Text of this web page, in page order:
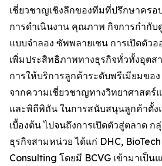
เชี่ยวชาญเชิงลึกของทีมที่ปรึกษาคร
การดำเนินงาน คุณภาพ กิจการกำกับ
แบบจำลอง ซัพพลายเชน การเปิดตัว
เพิ่มประสิทธิภาพทางธุรกิจทั่วทั้งอุตส
การให้บริการลูกค้าระดับพรีเมียมขอ
จากความเชี่ยวชาญทางวิทยาศาสตร์
และพิถีพิถัน ในการสนับสนุนลูกค้าตั้
เบื้องต้น ไปจนถึงการเปิดตัวสู่ตลาด
ธุรกิจสามหน่วย ได้แก่ DHC,
Consulting โดยมี BCVG เข้ามาเป็น